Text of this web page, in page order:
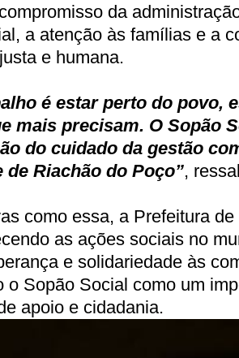
da
a atenção às famílias e a
e humana.
é estar perto do povo,
mais precisam. O Sopão
do cuidado da gestão
de Riachão do Poço”,
como essa, a Prefeitura
as ações sociais no
e solidariedade às
o Sopão Social como um
apoio e cidadania.